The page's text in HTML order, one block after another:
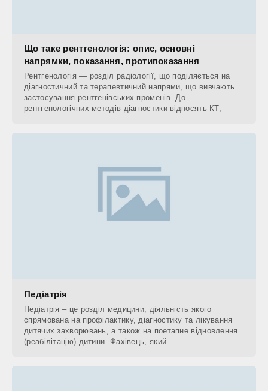
Що таке рентгенологія: опис, основні
напрямки, показання, протипоказання
Рентгенологія — розділ радіології, що поділяється на
діагностичний та терапевтичний напрями, що вивчають
застосування рентгенівських променів. До
рентгенологічних методів діагностики відносять КТ,
Педіатрія
Педіатрія – це розділ медицини, діяльність якого
спрямована на профілактику, діагностику та лікування
дитячих захворювань, а також на поетапне відновлення
(реабілітацію) дитини. Фахівець, який